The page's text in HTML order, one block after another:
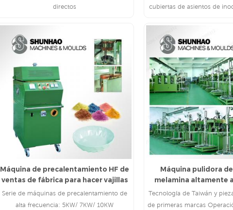
directos
cubiertas de asientos de
las formas.
LEE MAS
Máquina de precalentamiento HF de
ventas de fábrica para hacer vajillas
Serie de máquinas de precalentamiento de
alta frecuencia: 5KW/ 7KW/ 10KW
Máquina pulidora
melamina altamente
Tecnología de Taiwán y
de primeras marcas